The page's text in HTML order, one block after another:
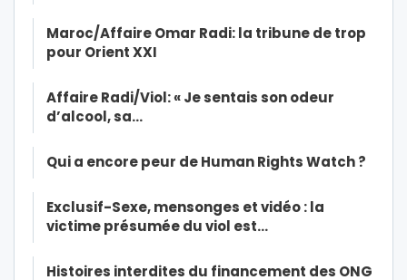
Maroc/Affaire Omar Radi: la tribune de trop
pour Orient XXI
Affaire Radi/Viol: « Je sentais son odeur
d’alcool, sa…
Qui a encore peur de Human Rights Watch ?
Exclusif-Sexe, mensonges et vidéo : la
victime présumée du viol est…
Histoires interdites du financement des ONG